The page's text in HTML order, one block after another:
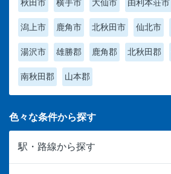
秋田市 横手市 大仙市 由利本荘市
潟上市 鹿角市 北秋田市 仙北市
湯沢市 雄勝郡 鹿角郡 北秋田郡
南秋田郡 山本郡
色々な条件から探す
駅・路線から探す